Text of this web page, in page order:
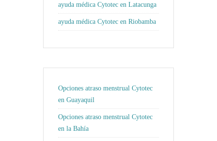
ayuda médica Cytotec en Latacunga
ayuda médica Cytotec en Riobamba
Opciones atraso menstrual Cytotec
en Guayaquil
Opciones atraso menstrual Cytotec
en la Bahía